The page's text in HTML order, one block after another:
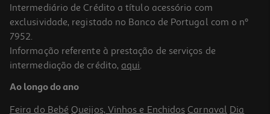
Tinta Acrílica Auchan Neon 120ml
3.69 €/un
Intermediário de Crédito a título acessório com
exclusividade, registado no Banco de Portugal com o nº
7952.
Informação referente à prestação de serviços de
intermediação de crédito, aqui.
Ao longo do ano
Feira do Bebé Queijos, Vinhos e Enchidos Carnaval Dia